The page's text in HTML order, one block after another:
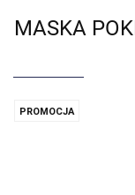
MASKA
PROMOCJA